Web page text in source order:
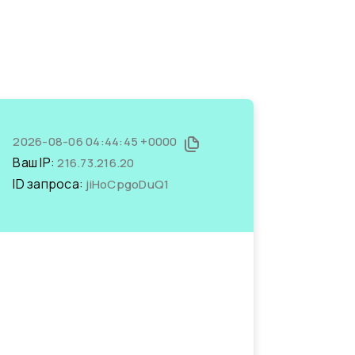
2026-08-06 04:44:45 +0000
Ваш IP:216.73.216.20
ID запроса: jiHoCpgoDuQ1